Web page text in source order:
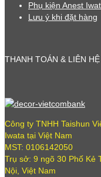
Phụ kiện Anest
Lưu ý khi đặt hàng
THANH TOÁN & LIÊN HỆ
Công ty TNHH Taishun
Iwata tại Việt Nam
MST: 0106142050
Trụ sở: 9 ngõ 30 Phố Kẻ
Nội, Việt Nam